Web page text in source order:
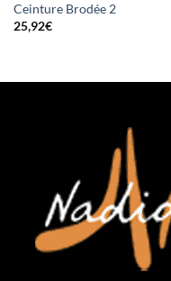
Ceinture Brodée 2
25,92€